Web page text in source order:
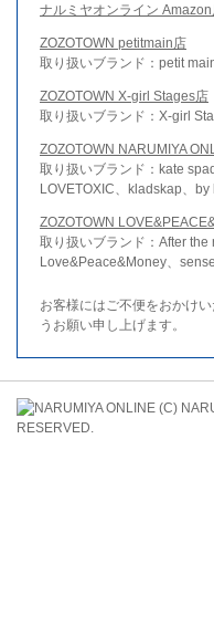
ナルミヤオンライン
ZOZOTOWN petitmain店
取り扱いブランド：petit
ZOZOTOWN X-girl Stages店
取り扱いブランド：X-girl
ZOZOTOWN NARUMIYA
取り扱いブランド：kate
LOVETOXIC、kladskap、
ZOZOTOWN
取り扱いブランド：After the
Love&Peace&Money、
お客様にはご不便をおかけ
うお願い申し上げます。